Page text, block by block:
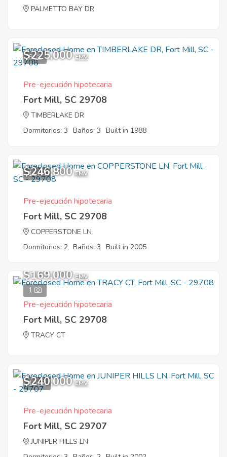
PALMETTO BAY DR
8
$225,000 EMV
Pre-ejecución hipotecaria
Fort Mill, SC 29708
TIMBERLAKE DR
Dormitorios: 3 Baños: 3 Built in 1988
11
$246,800 EMV
Pre-ejecución hipotecaria
Fort Mill, SC 29708
COPPERSTONE LN
Dormitorios: 2 Baños: 3 Built in 2005
1
$169,000 EMV
Pre-ejecución hipotecaria
Fort Mill, SC 29708
TRACY CT
10
$240,000 EMV
Pre-ejecución hipotecaria
Fort Mill, SC 29707
JUNIPER HILLS LN